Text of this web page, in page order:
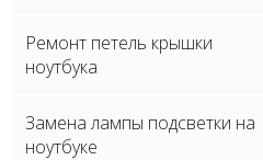
Ремонт петель крышки
ноутбука
Замена лампы подсветки на
ноутбуке